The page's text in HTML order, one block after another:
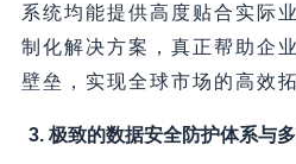
系统均能提供高度贴合实际
制化解决方案，真正帮助企
壁垒，实现全球市场的高效
3. 极致的数据安全防护体系与